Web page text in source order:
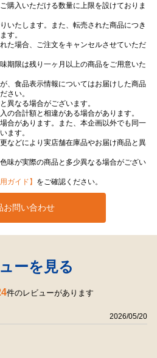
購入いただける数量に上限を設けておりま
いたします。また、転売された商品につき
す。
た場合、ご注文をキャンセルさせていただ
期限は残り一ヶ月以上の商品をご用意いた
、食品表示情報についてはお届けした商品
さい。
異なる場合がございます。
の合計額と相違がある場合があります。
合があります。また、本企画以外でも同一
ます。
などにより実店舗在庫品やお届け商品と異
味が実際の商品と多少異なる場合がござい
ガイド】 をご確認ください。
お問い合わせ
ーを見る
件のレビューがあります
2026/05/20